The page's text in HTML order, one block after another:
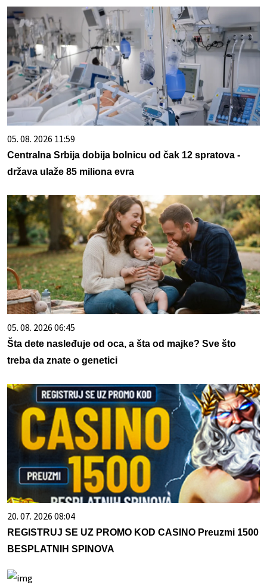
05. 08. 2026 11:59
Centralna Srbija dobija bolnicu od čak 12 spratova -
država ulaže 85 miliona evra
05. 08. 2026 06:45
Šta dete nasleđuje od oca, a šta od majke? Sve što
treba da znate o genetici
20. 07. 2026 08:04
REGISTRUJ SE UZ PROMO KOD CASINO Preuzmi 1500
BESPLATNIH SPINOVA